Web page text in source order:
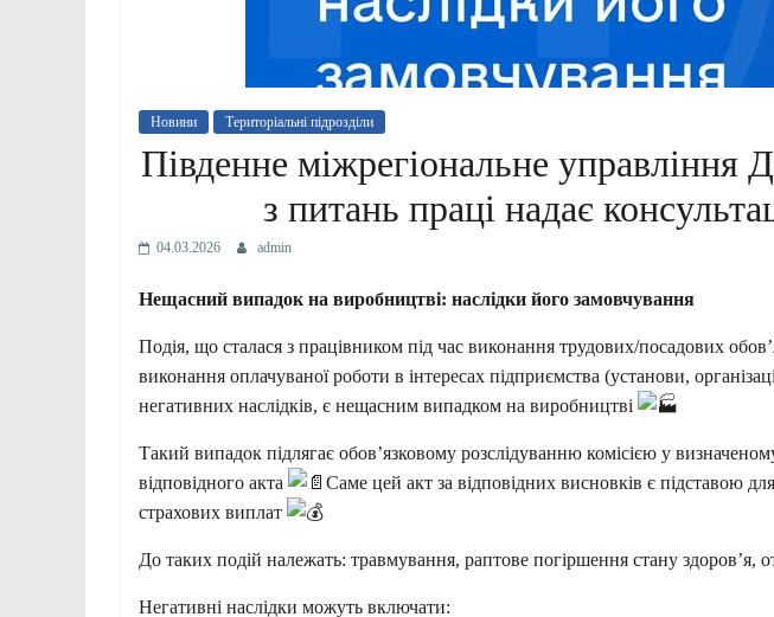
Новини Територіальні підрозділи
Південне міжрегіональне управління
з питань праці надає
04.03.2026 admin
Нещасний випадок на виробництві: наслідки його замовчування
Подія, що сталася з працівником під час виконання трудових/посадових
виконання оплачуваної роботи в інтересах підприємства (установи,
негативних наслідків, є нещасним випадком на виробництві
Такий випадок підлягає обов’язковому розслідуванню комісією у
відповідного акта
Саме цей акт за відповідних висновків є підставою
страхових виплат
До таких подій належать: травмування, раптове погіршення стану здоров’я,
Негативні наслідки можуть включати: